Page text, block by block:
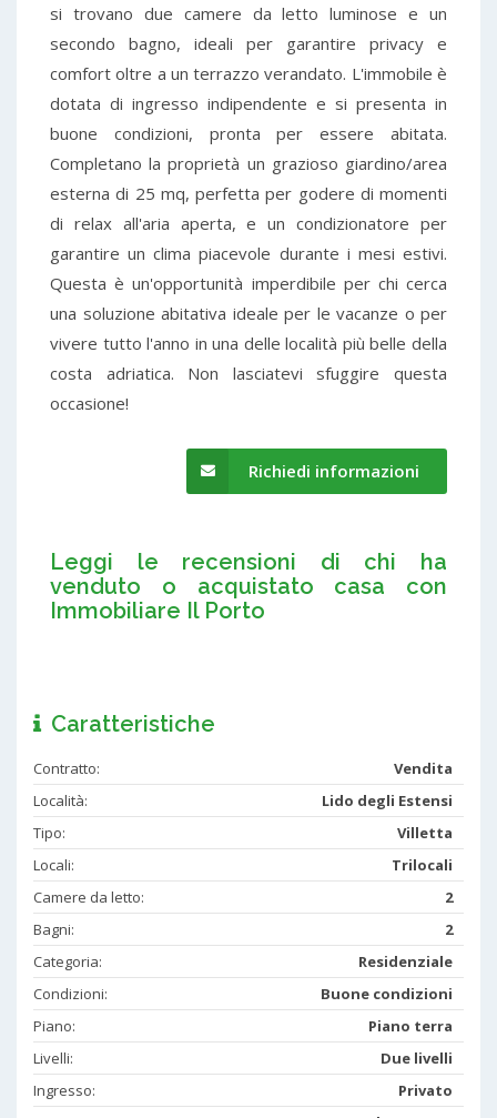
si trovano due camere da letto luminose e un
secondo bagno, ideali per garantire privacy e
comfort oltre a un terrazzo verandato. L'immobile è
dotata di ingresso indipendente e si presenta in
buone condizioni, pronta per essere abitata.
Completano la proprietà un grazioso giardino/area
esterna di 25 mq, perfetta per godere di momenti
di relax all'aria aperta, e un condizionatore per
garantire un clima piacevole durante i mesi estivi.
Questa è un'opportunità imperdibile per chi cerca
una soluzione abitativa ideale per le vacanze o per
vivere tutto l'anno in una delle località più belle della
costa adriatica. Non lasciatevi sfuggire questa
occasione!
Richiedi informazioni
Leggi le recensioni di chi ha
venduto o acquistato casa con
Immobiliare Il Porto
Caratteristiche
Contratto:
Vendita
Località:
Lido degli Estensi
Tipo:
Villetta
Locali:
Trilocali
Camere da letto:
2
Bagni:
2
Categoria:
Residenziale
Condizioni:
Buone condizioni
Piano:
Piano terra
Livelli:
Due livelli
Ingresso:
Privato